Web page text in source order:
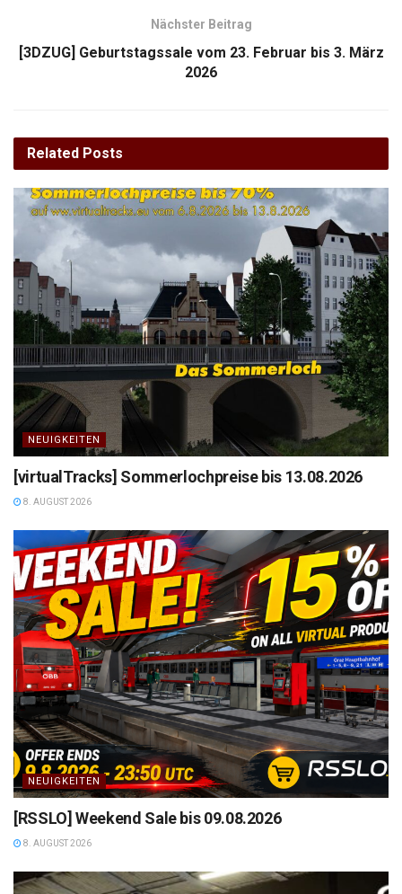
Nächster Beitrag
[3DZUG] Geburtstagssale vom 23. Februar bis 3. März
2026
Related Posts
NEUIGKEITEN
[virtualTracks] Sommerlochpreise bis 13.08.2026
8. AUGUST 2026
NEUIGKEITEN
[RSSLO] Weekend Sale bis 09.08.2026
8. AUGUST 2026